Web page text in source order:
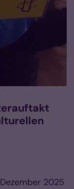
:
2025